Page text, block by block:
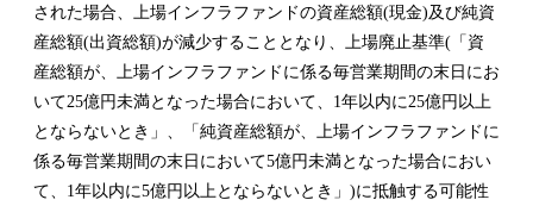
された場合、上場インフラファンドの資産総額(現金)及び純資
産総額(出資総額)が減少することとなり、上場廃止基準(「資
産総額が、上場インフラファンドに係る毎営業期間の末日にお
いて25億円未満となった場合において、1年以内に25億円以上
とならないとき」、「純資産総額が、上場インフラファンドに
係る毎営業期間の末日において5億円未満となった場合におい
て、1年以内に5億円以上とならないとき」)に抵触する可能性